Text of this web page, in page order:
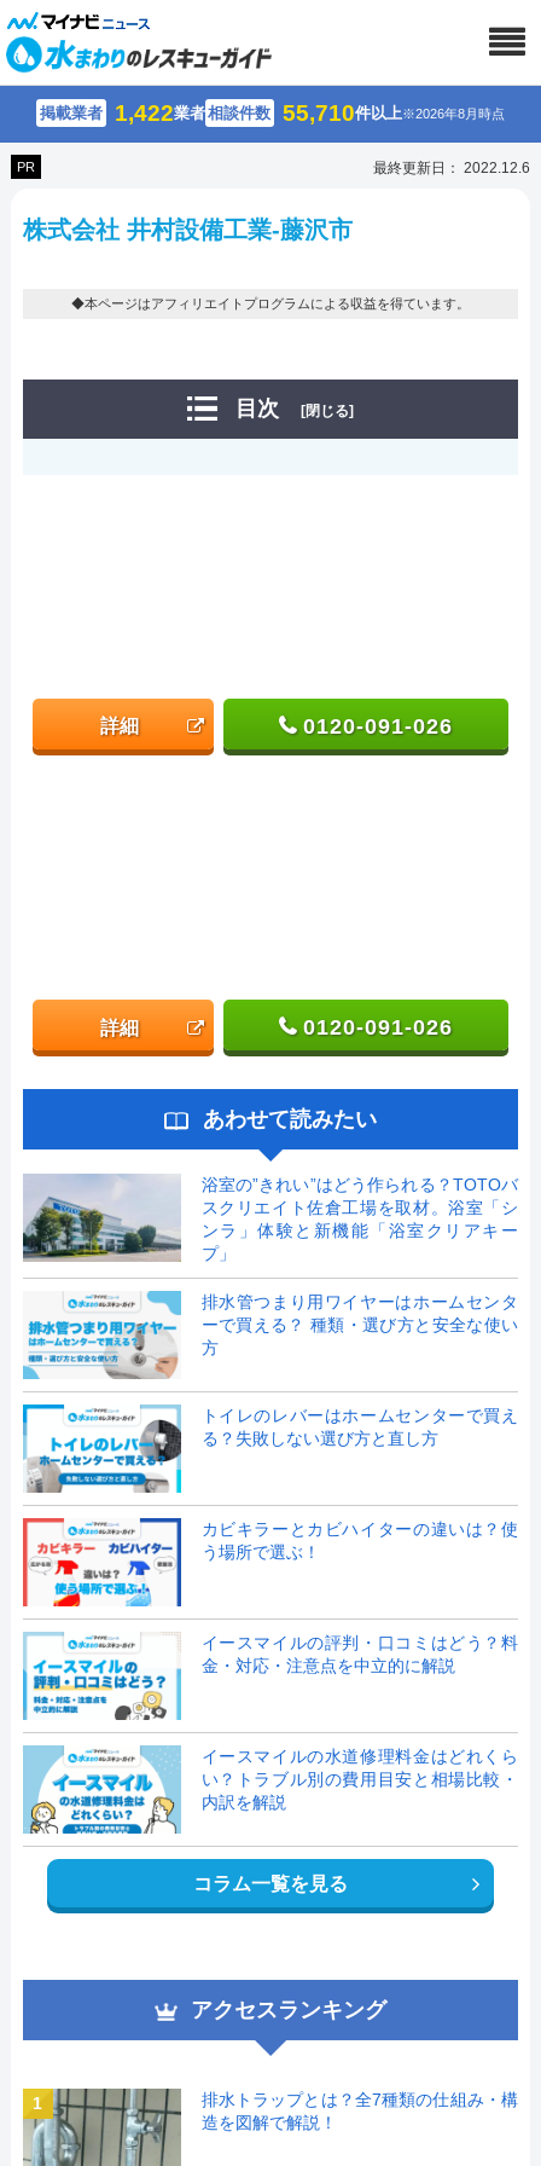
掲載業者 1,422業者相談件数 55,710件以上※2026年8月時点
PR 最終更新日： 2022.12.6
株式会社 井村設備工業-藤沢市
◆本ページはアフィリエイトプログラムによる収益を得ています。
目次 [閉じる]
詳細 0120-091-026
詳細 0120-091-026
あわせて読みたい
浴室の”きれい”はどう作られる？TOTOバ
スクリエイト佐倉工場を取材。浴室「シ
ンラ」体験と新機能「浴室クリアキー
プ」
排水管つまり用ワイヤーはホームセンタ
ーで買える？ 種類・選び方と安全な使い
方
トイレのレバーはホームセンターで買え
る？失敗しない選び方と直し方
カビキラーとカビハイターの違いは？使
う場所で選ぶ！
イースマイルの評判・口コミはどう？料
金・対応・注意点を中立的に解説
イースマイルの水道修理料金はどれくら
い？トラブル別の費用目安と相場比較・
内訳を解説
コラム一覧を見る
アクセスランキング
1
排水トラップとは？全7種類の仕組み・構
造を図解で解説！